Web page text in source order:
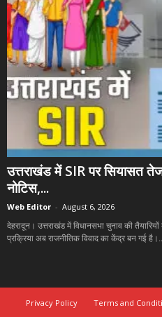
उत्तराखंड में SIR पर सियासत
नोटिस,...
Web Editor - August 6, 2026
देहरादून। उत्तराखंड में विधानसभा चुनाव की
प्रक्रिया अब राजनीतिक विवाद का केंद्र बन गई है।...
Privacy Policy Terms and